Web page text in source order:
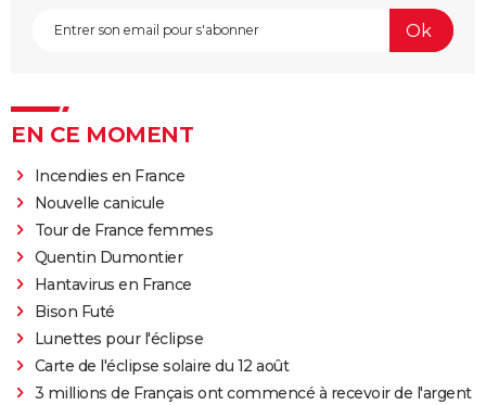
EN CE MOMENT
Incendies en France
Nouvelle canicule
Tour de France femmes
Quentin Dumontier
Hantavirus en France
Bison Futé
Lunettes pour l'éclipse
Carte de l'éclipse solaire du 12 août
3 millions de Français ont commencé à recevoir de l'argent